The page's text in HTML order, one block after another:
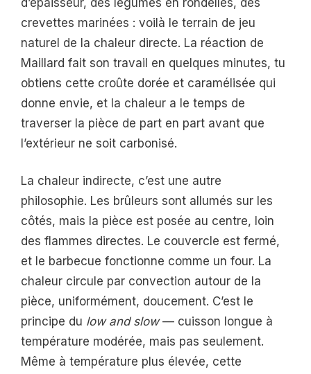
crevettes marinées : voilà le terrain de jeu
naturel de la chaleur directe. La réaction de
Maillard fait son travail en quelques minutes, tu
obtiens cette croûte dorée et caramélisée qui
donne envie, et la chaleur a le temps de
traverser la pièce de part en part avant que
l’extérieur ne soit carbonisé.
La chaleur indirecte, c’est une autre
philosophie. Les brûleurs sont allumés sur les
côtés, mais la pièce est posée au centre, loin
des flammes directes. Le couvercle est fermé,
et le barbecue fonctionne comme un four. La
chaleur circule par convection autour de la
pièce, uniformément, doucement. C’est le
principe du low and slow— cuisson longue à
température modérée, mais pas seulement.
Même à température plus élevée, cette